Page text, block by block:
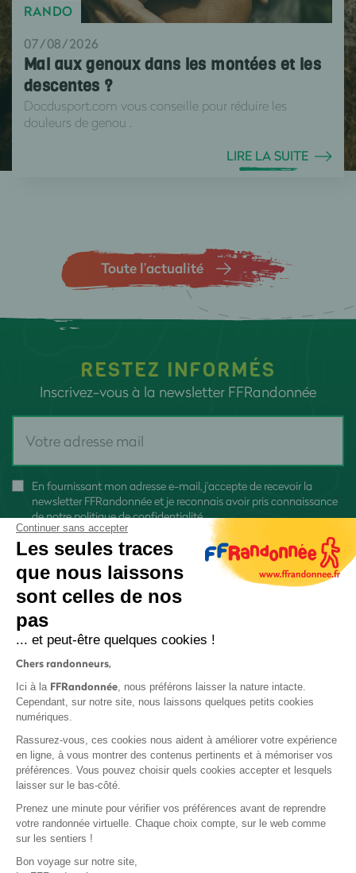
RANDO
07/08/2026
Mal aux genoux dans les montées et les
descentes ?
Docdusport.com vous conseille pour réduire les
douleurs de genou .
LIRE LA SUITE
Toute l’actualité
RESTEZ INFORMÉS
Inscrivez-vous à la newsletter FFRandonnée
En fournissant mon adresse e-mail, j'accepte de recevoir la
newsletter FFRandonnée et je reconnais avoir pris connaissance
denotre politique de confidentialité
Protection des données
Politique de confidentialité
Continuer sans accepter
Les seules traces
que nous laissons
sont celles de nos
pas
... et peut-être quelques cookies !
Chers randonneurs,
Ici à la FFRandonnée, nous préférons laisser la nature intacte.
Cependant, sur notre site, nous laissons quelques petits cookies
numériques.
Rassurez-vous, ces cookies nous aident à améliorer votre expérience
en ligne, à vous montrer des contenus pertinents et à mémoriser vos
préférences. Vous pouvez choisir quels cookies accepter et lesquels
laisser sur le bas-côté.
Prenez une minute pour vérifier vos préférences avant de reprendre
votre randonnée virtuelle. Chaque choix compte, sur le web comme
sur les sentiers !
Bon voyage sur notre site,